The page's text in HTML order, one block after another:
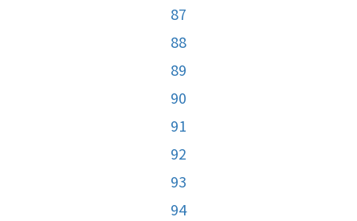
87
88
89
90
91
92
93
94